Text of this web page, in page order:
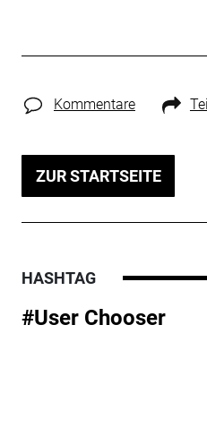
Kommentare
ZUR STARTSEITE
HASHTAG
#User Chooser